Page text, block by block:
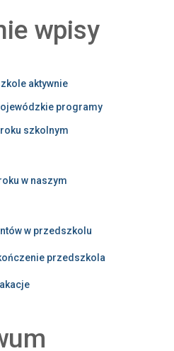
wpisy
aktywnie
programy
szkolnym
w naszym
w przedszkolu
przedszkola